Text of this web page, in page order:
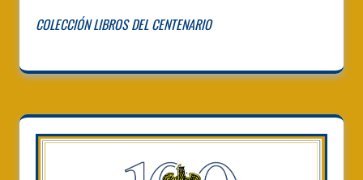
COLECCIÓN LIBROS DEL CENTENARIO